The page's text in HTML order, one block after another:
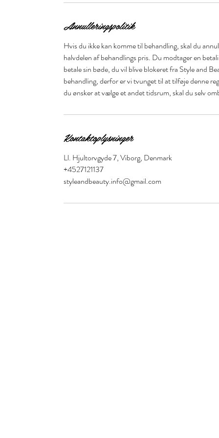
Annulleringspolitik
Hvis du ikke kan komme til behandling, skal du
halvdelen af behandlings pris. Du modtager en
betale sin bøde, du vil blive blokeret fra Style and
behandling, derfor er vi tvunget til at tilføje denne
du ønsker at vælge et andet tidsrum, skal du selv
Kontaktoplysninger
Ll. Hjultorvgyde 7, Viborg, Denmark
+4527121137
styleandbeauty.info@gmail.com